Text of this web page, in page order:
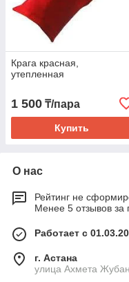
Крага красная,
утепленная
1 500 ₸/пара
Купить
О нас
Рейтинг не
Менее 5 отзывов за
Работает с
г. Астана
улица Ахмета